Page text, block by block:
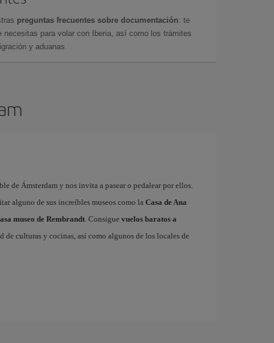
preguntas frecuentes sobre documentación: te
necesitas para volar con Iberia, así como los trámites
y aduanas.
de Ámsterdam y nos invita a pasear o pedalear por ellos.
alguno de sus increíbles museos como laCasa de Ana
museo de Rembrandt. Consigue vuelos baratos a
de culturas y cocinas, así como algunos de los locales de